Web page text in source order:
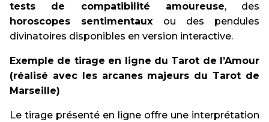
tests de compatibilité amoureuse, des
horoscopes sentimentaux ou des pendules
divinatoires disponibles en version interactive.
Exemple de tirage en ligne du Tarot de l’Amour
(réalisé avec les arcanes majeurs du Tarot de
Marseille)
Le tirage présenté en ligne offre une interprétation